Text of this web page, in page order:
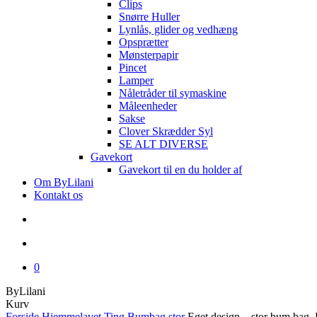
Clips
Snørre Huller
Lynlås, glider og vedhæng
Opsprætter
Mønsterpapir
Pincet
Lamper
Nåletråder til symaskine
Måleenheder
Sakse
Clover Skrædder Syl
SE ALT DIVERSE
Gavekort
Gavekort til en du holder af
Om ByLilani
Kontakt os
0
ByLilani
KurvClose